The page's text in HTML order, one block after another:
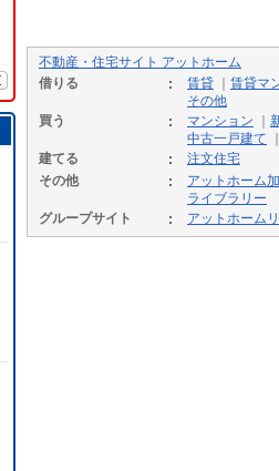
不動産・住宅サイト アットホーム
借りる
賃貸
賃貸マ
その他
買う
マンション
中古一戸建て
建てる
注文住宅
その他
アットホーム
ライブラリー
グループサイト
アットホーム